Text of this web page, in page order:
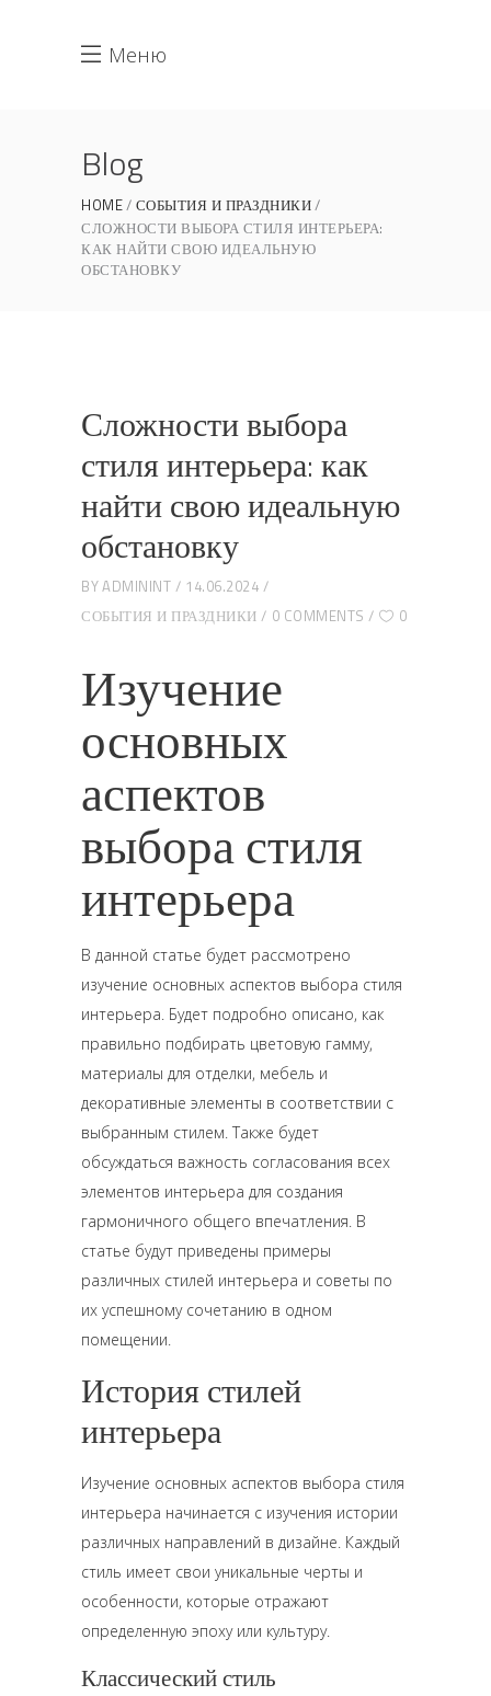
Меню
Blog
HOME СОБЫТИЯ И ПРАЗДНИКИ
СЛОЖНОСТИ ВЫБОРА СТИЛЯ ИНТЕРЬЕРА:
КАК НАЙТИ СВОЮ ИДЕАЛЬНУЮ
ОБСТАНОВКУ
Сложности выбора
стиля интерьера: как
найти свою идеальную
обстановку
BYADMININT
14.06.2024
СОБЫТИЯ И ПРАЗДНИКИ
0 COMMENTS 0
Изучение
основных
аспектов
выбора стиля
интерьера
В данной статье будет рассмотрено
изучение основных аспектов выбора стиля
интерьера. Будет подробно описано, как
правильно подбирать цветовую гамму,
материалы для отделки, мебель и
декоративные элементы в соответствии с
выбранным стилем. Также будет
обсуждаться важность согласования всех
элементов интерьера для создания
гармоничного общего впечатления. В
статье будут приведены примеры
различных стилей интерьера и советы по
их успешному сочетанию в одном
помещении.
История стилей
интерьера
Изучение основных аспектов выбора стиля
интерьера начинается с изучения истории
различных направлений в дизайне. Каждый
стиль имеет свои уникальные черты и
особенности, которые отражают
определенную эпоху или культуру.
Классический стиль